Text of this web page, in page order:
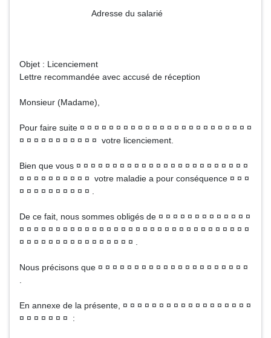
Adresse du salarié
Objet : Licenciement
Lettre recommandée avec accusé de réception
Monsieur (Madame),
Pour faire suite ¤ ¤ ¤ ¤ ¤ ¤ ¤ ¤ ¤ ¤ ¤ ¤ ¤ ¤ ¤ ¤ ¤ ¤ ¤ ¤ ¤ ¤ ¤ ¤
¤ ¤ ¤ ¤ ¤ ¤ ¤ ¤ ¤ ¤ ¤ votre licenciement.
Bien que vous ¤ ¤ ¤ ¤ ¤ ¤ ¤ ¤ ¤ ¤ ¤ ¤ ¤ ¤ ¤ ¤ ¤ ¤ ¤ ¤ ¤ ¤ ¤ ¤
¤ ¤ ¤ ¤ ¤ ¤ ¤ ¤ ¤ ¤ votre maladie a pour conséquence ¤ ¤ ¤
¤ ¤ ¤ ¤ ¤ ¤ ¤ ¤ ¤ ¤ .
De ce fait, nous sommes obligés de ¤ ¤ ¤ ¤ ¤ ¤ ¤ ¤ ¤ ¤ ¤ ¤ ¤
¤ ¤ ¤ ¤ ¤ ¤ ¤ ¤ ¤ ¤ ¤ ¤ ¤ ¤ ¤ ¤ ¤ ¤ ¤ ¤ ¤ ¤ ¤ ¤ ¤ ¤ ¤ ¤ ¤ ¤ ¤ ¤
¤ ¤ ¤ ¤ ¤ ¤ ¤ ¤ ¤ ¤ ¤ ¤ ¤ ¤ ¤ ¤ .
Nous précisons que ¤ ¤ ¤ ¤ ¤ ¤ ¤ ¤ ¤ ¤ ¤ ¤ ¤ ¤ ¤ ¤ ¤ ¤ ¤ ¤ ¤
En annexe de la présente, ¤ ¤ ¤ ¤ ¤ ¤ ¤ ¤ ¤ ¤ ¤ ¤ ¤ ¤ ¤ ¤ ¤ ¤
¤ ¤ ¤ ¤ ¤ ¤ ¤ :